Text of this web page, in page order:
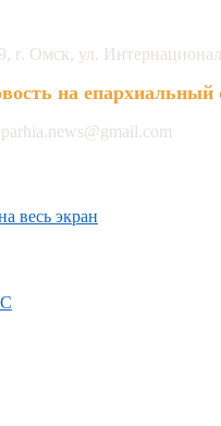
г. Омск, ул.
на епархиальный